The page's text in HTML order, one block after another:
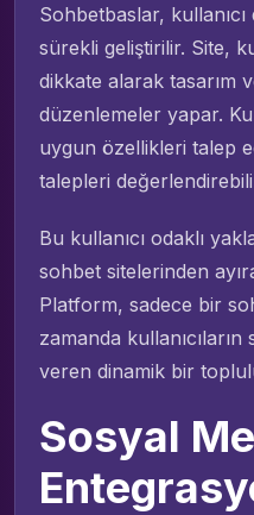
Sohbetbaslar,
sürekli geliştirilir. Site,
dikkate alarak tasarım
düzenlemeler yapar.
uygun özellikleri talep
talepleri
Bu kullanıcı odaklı
sohbet sitelerinden
Platform, sadece bir
zamanda
veren dinamik bir
Sosyal